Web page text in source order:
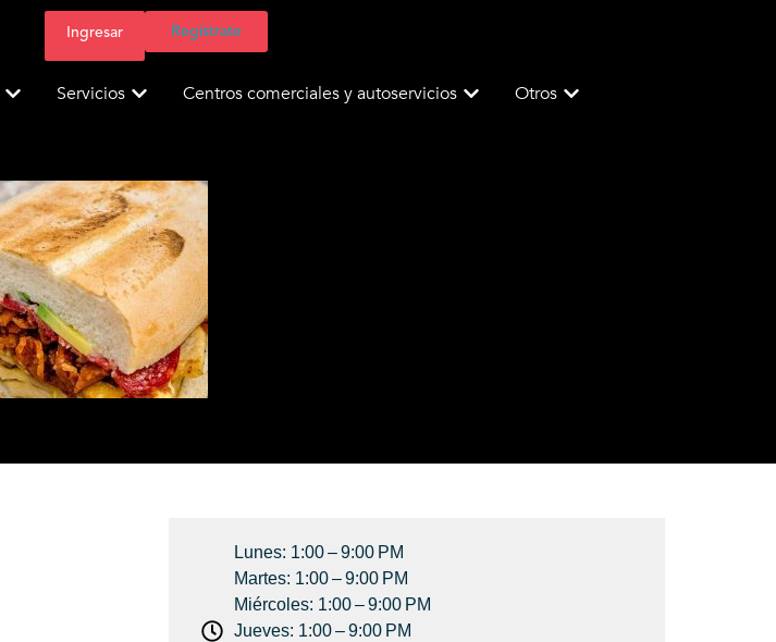
Ingresar Regístrate
Servicios Centros comerciales y autoservicios Otros
Lunes: 1:00 – 9:00 PM
Martes: 1:00 – 9:00 PM
Miércoles: 1:00 – 9:00 PM
Jueves: 1:00 – 9:00 PM